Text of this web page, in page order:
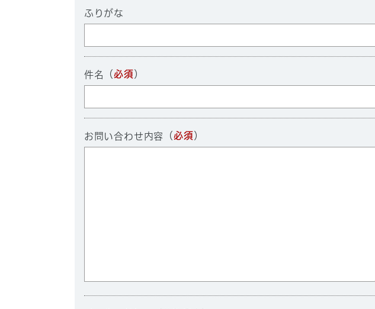
ふりがな
件名 （必須 ）
お問い合わせ内容 （必須 ）